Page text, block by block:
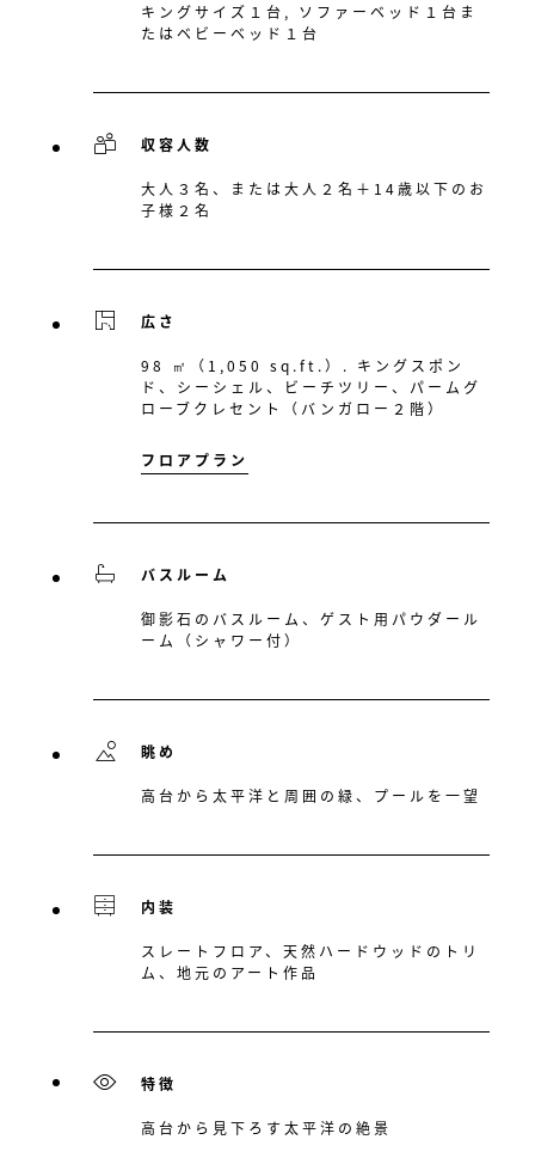
キングサイズ１台, ソファーベッド１台ま
たはベビーベッド１台
収容人数
大人３名、または大人２名＋14歳以下のお
子様２名
広さ
98 ㎡（1,050 sq.ft.）. キングスポン
ド、シーシェル、ビーチツリー、パームグ
ローブクレセント（バンガロー２階）
フロアプラン
バスルーム
御影石のバスルーム、ゲスト用パウダール
ーム（シャワー付）
眺め
高台から太平洋と周囲の緑、プールを一望
内装
スレートフロア、天然ハードウッドのトリ
ム、地元のアート作品
特徴
高台から見下ろす太平洋の絶景